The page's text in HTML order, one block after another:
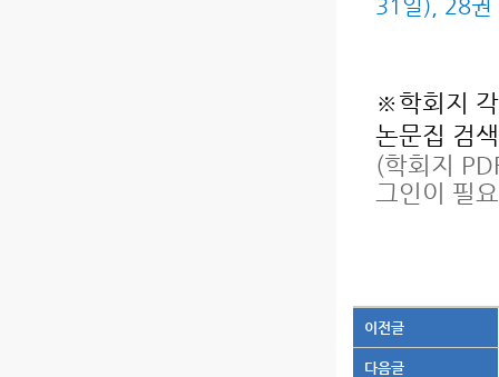
31일), 28권
※학회지
논문집 검
(학회지
그인이 필
이전글
다음글